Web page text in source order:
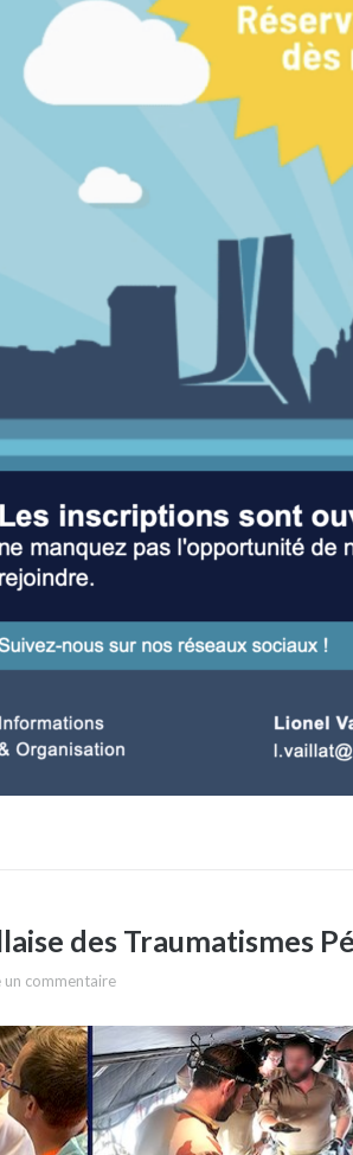
des Traumatismes
un commentaire